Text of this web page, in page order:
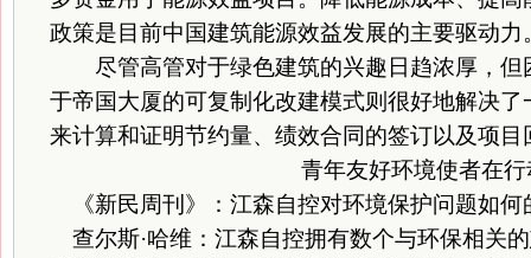
政策是目前中国建筑能源效益发展的主要驱动力
尽管高管对于绿色建筑的兴趣日趋浓厚，但
于帝国大厦的可复制化改建模式则很好地解决
来计算和证明节约量、绩效合同的签订以及项目
青年友好环境使者在行
《新民周刊》：江森自控对环境保护问题如何
查尔斯·哈维：江森自控拥有数个与环保相关